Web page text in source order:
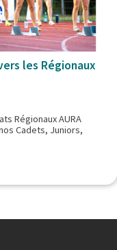
les Régionaux
Régionaux AURA
Cadets, Juniors,